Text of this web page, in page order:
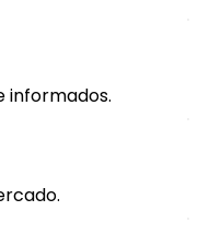
informados.